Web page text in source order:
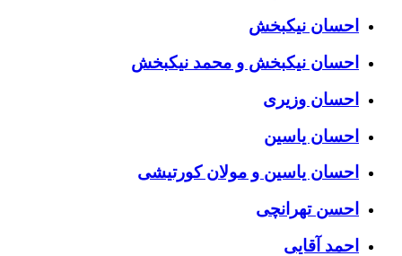
احسان نیکبخش
احسان نیکبخش و محمد نیکبخش
احسان وزیری
احسان یاسین
احسان یاسین و مولان کورتیشی
احسن تهرانچی
احمد آقایی